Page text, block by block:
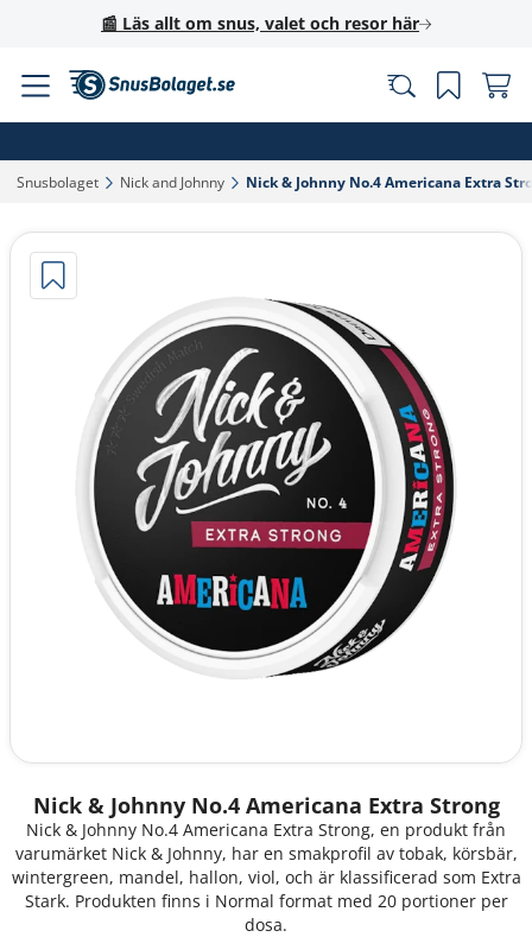
📰 Läs allt om snus, valet och resor här
Snusbolaget‎ Nick and Johnny‎ Nick & Johnny No.4 Americana Extra
Nick & Johnny No.4 Americana Extra Strong
Nick & Johnny No.4 Americana Extra Strong, en produkt från
varumärket Nick & Johnny, har en smakprofil av tobak, körsbär,
wintergreen, mandel, hallon, viol, och är klassificerad som Extra
Stark. Produkten finns i Normal format med 20 portioner per
dosa.